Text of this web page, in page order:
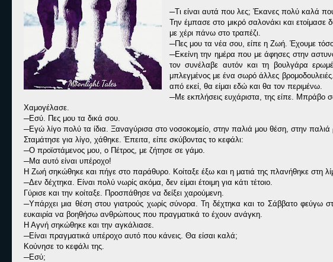
─Τι είναι αυτά που λες; Έκανες πολύ καλά
Την έμπασε στο μικρό σαλονάκι και
με χέρι πάνω στο τραπέζι.
─Πες μου τα νέα σου, είπε η Ζωή. Έχουμε
─Εκείνη την ημέρα που με άφησες στην
τον συνέλαβε αυτόν και τη βουλγάρα
μπλεγμένος με ένα σωρό άλλες
από εκεί, θα είμαι εδώ και θα τον περιμένω.
─Με εκπλήσεις ευχάριστα, της είπε. Μπράβο
Χαμογέλασε.
─Εσύ. Πες μου τα δικά σου.
─Εγώ λίγο πολύ τα ίδια. Ξαναγύρισα στο νοσοκομείο, στην παλιά μου θέση, στην παλιά
Σταμάτησε για λίγο, χάθηκε. Έπειτα, είπε σκύβοντας το κεφάλι:
─Ο προϊστάμενος μου, ο Πέτρος, με ζήτησε σε γάμο.
─Μα αυτό είναι υπέροχο!
Η Ζωή σηκώθηκε και πήγε στο παράθυρο. Κοίταξε έξω και η ματιά της πλανήθηκε στη
─Δεν δέχτηκα. Είναι πολύ νωρίς ακόμα, δεν είμαι έτοιμη για κάτι τέτοιο.
Γύρισε και την κοίταξε. Προσπάθησε να δείξει χαρούμενη.
─Υπάρχει μια θέση στου γιατρούς χωρίς σύνορα. Τη δέχτηκα και το Σάββατο φεύγω
ευκαιρία να βοηθήσω ανθρώπους που πραγματικά το έχουν ανάγκη.
Η Αγνή σηκώθηκε και την αγκάλιασε.
─Είναι πραγματικά υπέροχο αυτό που κάνεις. Θα είσαι καλά;
Κούνησε το κεφάλι της.
─Εσύ;